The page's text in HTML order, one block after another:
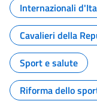
Internazionali
Cavalieri della
Sport e salute
Riforma dello